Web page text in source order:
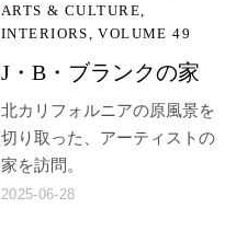
ARTS & CULTURE
INTERIORS
VOLUME 49
J・B・ブランクの家
北カリフォルニアの原風景を
切り取った、アーティストの
家を訪問。
2025-06-28